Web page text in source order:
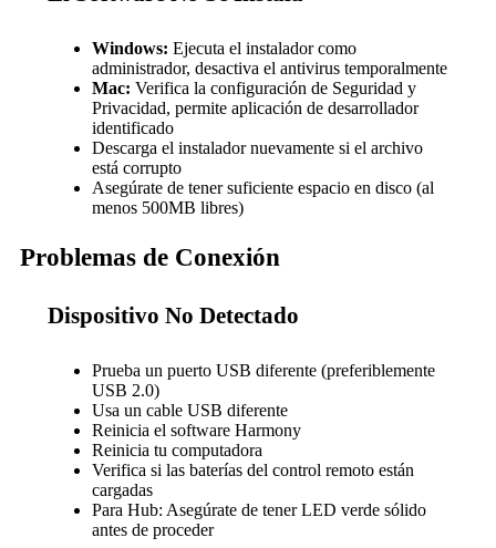
Windows: Ejecuta el instalador como
administrador, desactiva el antivirus temporalmente
Mac: Verifica la configuración de Seguridad y
Privacidad, permite aplicación de desarrollador
identificado
Descarga el instalador nuevamente si el archivo
está corrupto
Asegúrate de tener suficiente espacio en disco (al
menos 500MB libres)
Problemas de Conexión
Dispositivo No Detectado
Prueba un puerto USB diferente (preferiblemente
USB 2.0)
Usa un cable USB diferente
Reinicia el software Harmony
Reinicia tu computadora
Verifica si las baterías del control remoto están
cargadas
Para Hub: Asegúrate de tener LED verde sólido
antes de proceder